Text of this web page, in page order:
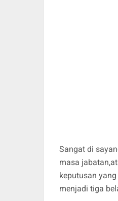
Sangat di
masa
keputusan
menjadi tiga